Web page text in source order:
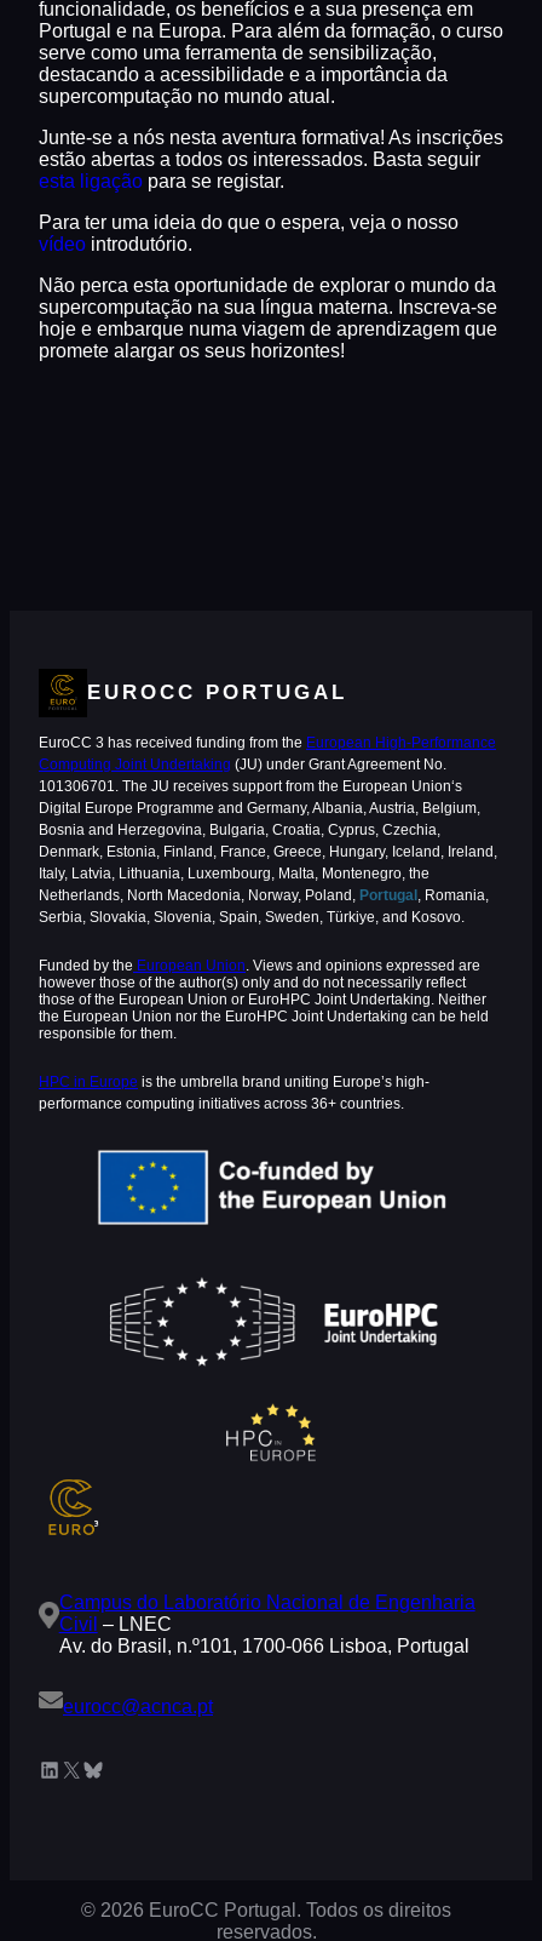
funcionalidade, os benefícios e a sua presença em
Portugal e na Europa. Para além da formação, o curso
serve como uma ferramenta de sensibilização,
destacando a acessibilidade e a importância da
supercomputação no mundo atual.
Junte-se a nós nesta aventura formativa! As inscrições
estão abertas a todos os interessados. Basta seguir
esta ligação para se registar.
Para ter uma ideia do que o espera, veja o nosso
vídeo introdutório.
Não perca esta oportunidade de explorar o mundo da
supercomputação na sua língua materna. Inscreva-se
hoje e embarque numa viagem de aprendizagem que
promete alargar os seus horizontes!
EUROCC PORTUGAL
EuroCC 3 has received funding from the European High-Performance
Computing Joint Undertaking (JU) under Grant Agreement No.
101306701. The JU receives support from the European Union‘s
Digital Europe Programme and Germany, Albania, Austria, Belgium,
Bosnia and Herzegovina, Bulgaria, Croatia, Cyprus, Czechia,
Denmark, Estonia, Finland, France, Greece, Hungary, Iceland, Ireland,
Italy, Latvia, Lithuania, Luxembourg, Malta, Montenegro, the
Netherlands, North Macedonia, Norway, Poland, Portugal , Romania,
Serbia, Slovakia, Slovenia, Spain, Sweden, Türkiye, and Kosovo.
Funded by the European Union. Views and opinions expressed are
however those of the author(s) only and do not necessarily reflect
those of the European Union or EuroHPC Joint Undertaking. Neither
the European Union nor the EuroHPC Joint Undertaking can be held
responsible for them.
HPC in Europe is the umbrella brand uniting Europe’s high-
performance computing initiatives across 36+ countries.
Campus do Laboratório Nacional de Engenharia
Civil – LNEC
Av. do Brasil, n.º101, 1700-066 Lisboa, Portugal
eurocc@acnca.pt
LinkedIn X Bluesky
© 2026 EuroCC Portugal. Todos os direitos
reservados.